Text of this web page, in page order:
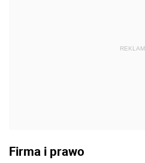
Firma i prawo